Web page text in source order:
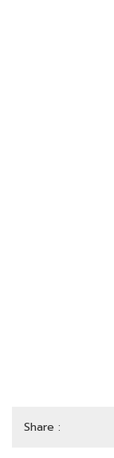
Share :